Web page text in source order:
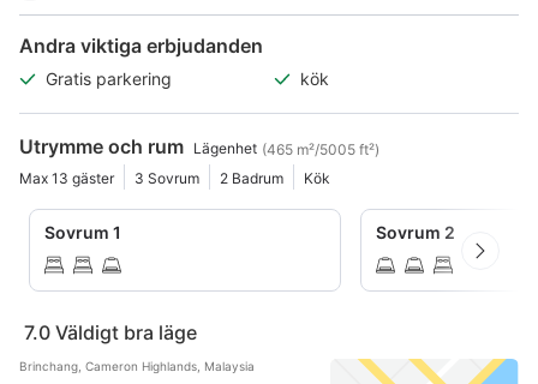
Andra viktiga erbjudanden
Gratis parkering kök
Utrymme och rum Lägenhet (465 m²/5005 ft²)
Max 13 gäster
3 Sovrum 2 Badrum Kök
Sovrum 1 Sovrum 2
7.0 Väldigt bra läge
Brinchang, Cameron Highlands, Malaysia